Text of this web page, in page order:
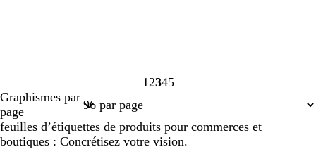
Page
1Page
2Page
3Page
4Page
5
Graphismes par
page
feuilles d’étiquettes de produits pour commerces et
boutiques : Concrétisez votre vision.